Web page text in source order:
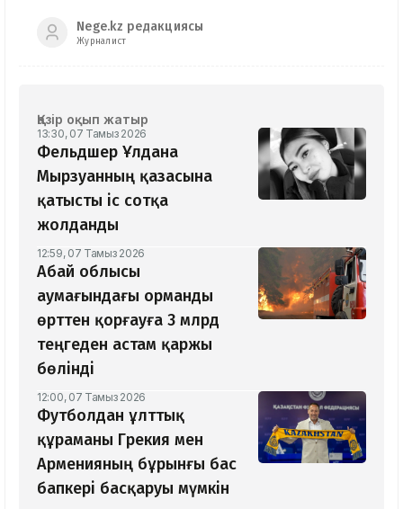
Nege.kz редакциясы
Журналист
Қазір оқып жатыр
13:30, 07 Тамыз 2026
Фельдшер Ұлдана
Мырзуанның қазасына
қатысты іс сотқа
жолданды
12:59, 07 Тамыз 2026
Абай облысы
аумағындағы орманды
өрттен қорғауға 3 млрд
теңгеден астам қаржы
бөлінді
12:00, 07 Тамыз 2026
Футболдан ұлттық
құраманы Грекия мен
Арменияның бұрынғы бас
бапкері басқаруы мүмкін